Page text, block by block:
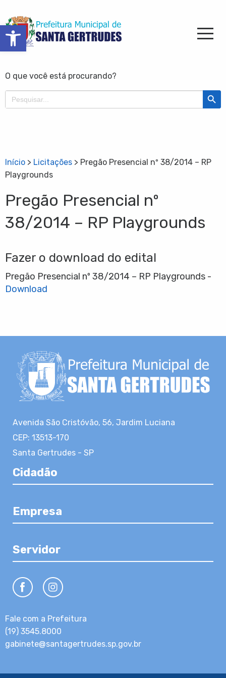
Barra de Ferramentas Aberta
O que você está procurando?
Search
for:
Search
Início > Licitações > Pregão Presencial nº 38/2014 – RP
Playgrounds
Pregão Presencial nº
38/2014 – RP Playgrounds
Fazer o download do edital
Pregão Presencial nº 38/2014 – RP Playgrounds -
Download
Avenida São Cristóvão, 56, Jardim Luciana
CEP: 13513-170
Santa Gertrudes - SP
Cidadão
Empresa
Servidor
Fale com a Prefeitura
(19) 3545.8000
gabinete@santagertrudes.sp.gov.br